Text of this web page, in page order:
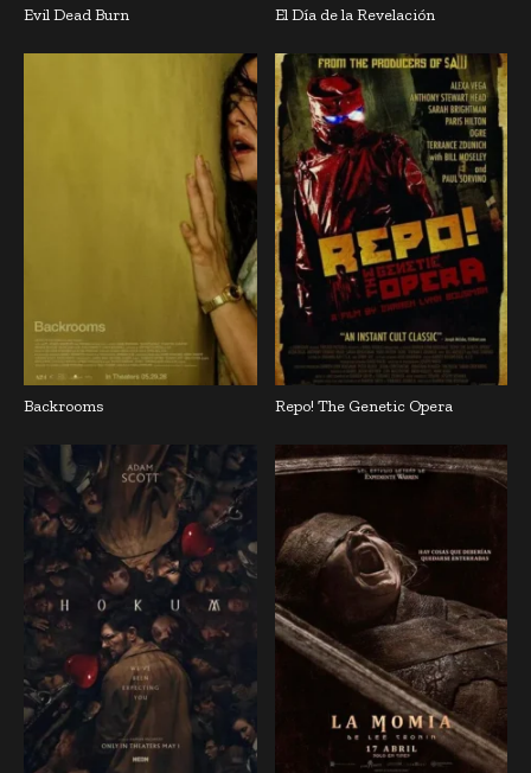
Evil Dead Burn El Día de la Revelación
Backrooms Repo! The Genetic Opera